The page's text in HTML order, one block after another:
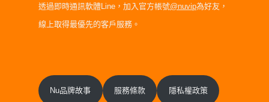
透過即時通訊軟體Line，加入官方帳號@nuvip為好友，
線上取得最優先的客戶服務。
Nu品牌故事 服務條款 隱私權政策